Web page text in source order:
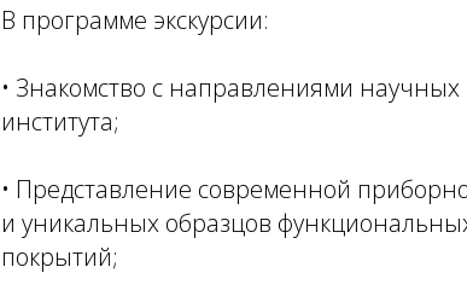
В программе экскурсии:
• Знакомство с направлениями научных
института;
• Представление современной
и уникальных образцов
покрытий;